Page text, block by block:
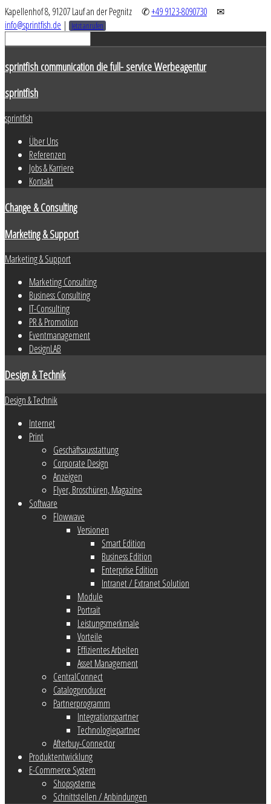
Kapellenhof 8, 91207 Lauf an der Pegnitz ✆+49 9123-8090730
✉
info@sprintfish.de | Jetzt anrufen
sprintfish communication die full- service Werbeagentur
sprintfish
sprintfish
Über Uns
Referenzen
Jobs & Karriere
Kontakt
Change & Consulting
Marketing & Support
Marketing & Support
Marketing Consulting
Business Consulting
IT-Consulting
PR & Promotion
Eventmanagement
DesignLAB
Design & Technik
Design & Technik
Internet
Print
Geschäftsausstattung
Corporate Design
Anzeigen
Flyer, Broschüren, Magazine
Software
Flowwave
Versionen
Smart Edition
Business Edition
Enterprise Edition
Intranet / Extranet Solution
Module
Portrait
Leistungsmerkmale
Vorteile
Effizientes Arbeiten
Asset Management
CentralConnect
Catalogproducer
Partnerprogramm
Integrationspartner
Technologiepartner
Afterbuy-Connector
Produktentwicklung
E-Commerce System
Shopsysteme
Schnittstellen / Anbindungen